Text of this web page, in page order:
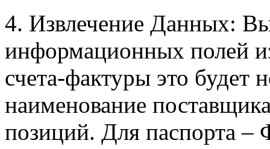
4. Извлечение Данных:
информационных полей
счета-фактуры это будет
наименование
позиций. Для паспорта